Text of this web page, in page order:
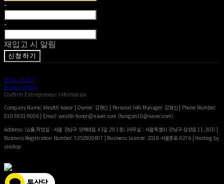
-
-
재입고 시 알림
신청하기
Terms of Use
Privacy Policy
Confirm Entrepreneur Information
Company Name: Wealth honor | Owner: 김형신 | Personal Info Manager: 김형신 | Phone Number:
010-5931-9006 | Email: wealth-honor@naver.com (hungsin10@naver.com)
Address: (쇼룸,작업실 : 서울 강남구 양재대로 43길 29 1층) (사무실 : 서울특별시 강남구 삼성로 11,303) |
Business Registration Number:5352800607 | Business License: 2018-서울종로-0276 | Hosting by
sixshop